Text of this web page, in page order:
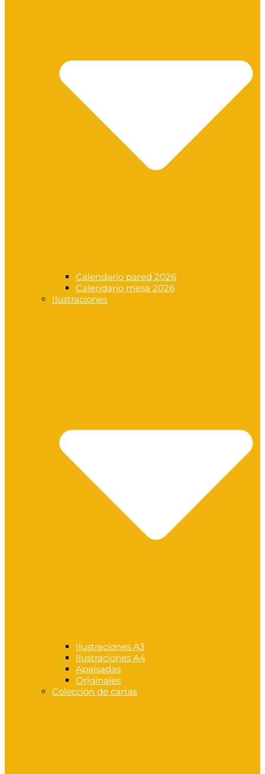
Calendario pared 2026
Calendario mesa 2026
Ilustraciones
Ilustraciones A3
Ilustraciones A4
Apaisadas
Originales
Colección de cartas